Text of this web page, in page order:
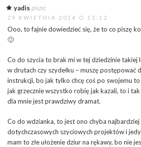
yadis pisze:
29 KWIETNIA 2014 O 13:12
Ooo, to fajnie dowiedzieć się, że to co piszę
🙂
Co do szycia to brak mi w tej dziedzinie takiej
w drutach czy szydełku – muszę postępować
instrukcji, bo jak tylko chcę coś po swojemu
jak grzecznie wszystko robię jak kazali, to i
dla mnie jest prawdziwy dramat.
Co do wdzianka, to jest ono chyba najbardziej
dotychczasowych szyciowych projektów i
mam to złe ułożenie dziur na rękawy, bo nie